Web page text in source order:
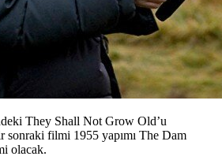
They Shall Not Grow Old’u
sonraki filmi 1955 yapımı The Dam
olacak.